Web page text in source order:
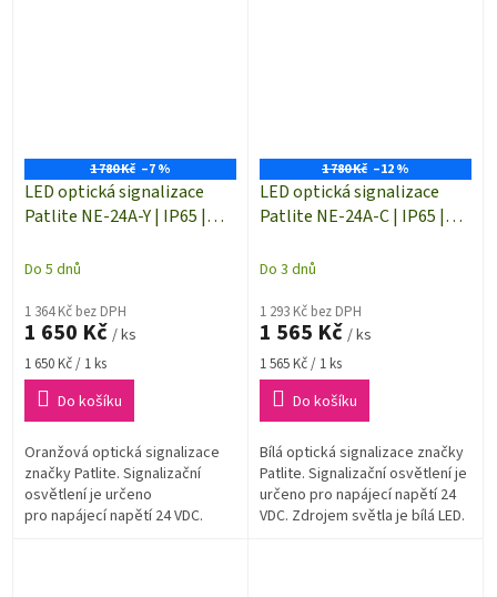
1 780 Kč –7 %
LED optická signalizace
Patlite NE-24A-Y | IP65 |
24 V/DC | Ø 56 x 61 mm
Do 5 dnů
1 364 Kč bez DPH
1 650 Kč / ks
Měrná
cena:
1 650 Kč / 1 ks
Do košíku
Oranžová optická signalizace
značky Patlite. Signalizační
osvětlení je určeno
pro napájecí napětí 24 VDC.
1 780 Kč –12 %
LED optická signalizace
Patlite NE-24A-C | IP65 |
V/DC | Ø 56 x 61 mm
Do 3 dnů
1 293 Kč bez DPH
1 565 Kč / ks
Měrná
cena:
1 565 Kč / 1 ks
Do košíku
Bílá optická signalizace značky
Patlite. Signalizační osvětlení je
určeno pro napájecí napětí 24
VDC. Zdrojem světla je bílá LED.